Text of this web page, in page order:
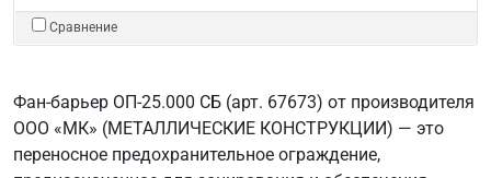
Сравнение
Фан-барьер ОП-25.000 СБ (арт. 67673) от производителя
ООО «МК» (МЕТАЛЛИЧЕСКИЕ КОНСТРУКЦИИ) — это
переносное предохранительное ограждение,